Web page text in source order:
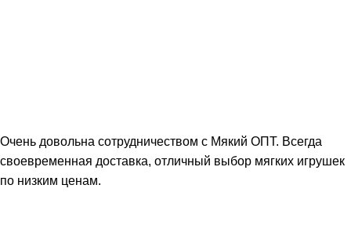
Очень довольна сотрудничеством с Мякий ОПТ. Всегда
своевременная доставка, отличный выбор мягких игрушек
по низким ценам.